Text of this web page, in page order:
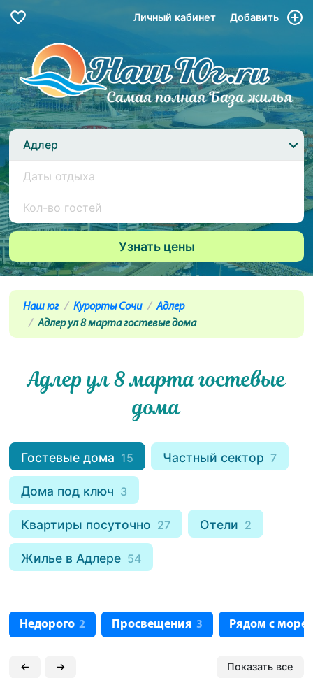
Личный кабинет Добавить
Адлер
Наш юг Курорты Сочи
Адлер
Адлер ул 8 марта гостевые дома
Адлер ул 8 марта гостевые
дома
Гостевые дома 15 Частный сектор 7
Дома под ключ 3
Квартиры посуточно 27 Отели 2
Жилье в Адлере 54
Недорого 2 Просвещения 3 Рядом с
← → Показать все